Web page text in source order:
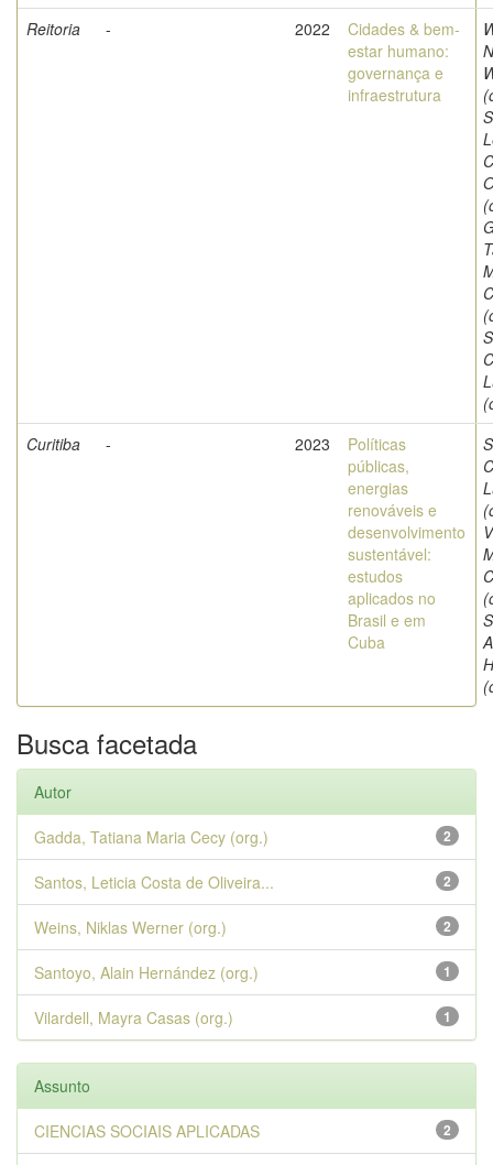
Reitoria
- 2022
Cidades & bem-
estar humano:
governança e
infraestrutura
Curitiba
- 2023
Políticas
públicas,
energias
renováveis e
desenvolvimento
sustentável:
estudos
aplicados no
Brasil e em
Cuba
Busca facetada
Autor
2
Gadda, Tatiana Maria Cecy (org.)
2
Santos, Leticia Costa de Oliveira...
2
Weins, Niklas Werner (org.)
1
Santoyo, Alain Hernández (org.)
1
Vilardell, Mayra Casas (org.)
Assunto
2
CIENCIAS SOCIAIS APLICADAS